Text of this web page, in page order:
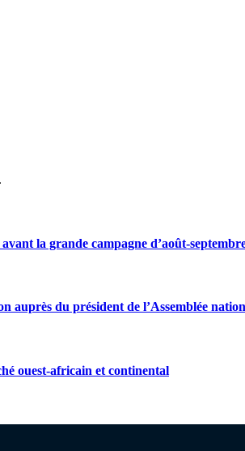
la grande campagne d’août-
auprès du président de l’Assemblée
ouest-africain et continental